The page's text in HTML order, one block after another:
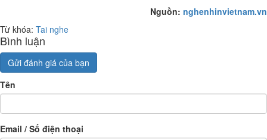
Nguồn: nghenhinvietnam.vn
Từ khóa: Tai nghe
Bình luận
Gửi đánh giá của bạn
Tên
Email / Số điện thoại